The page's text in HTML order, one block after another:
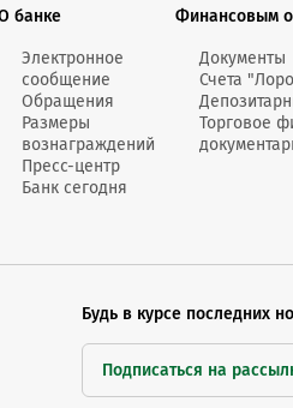
банке
Электронное
сообщение
Обращения
Размеры
вознаграждений
Пресс-центр
Банк сегодня
Финансовым
Документы
Счета
Торговое
Будь в курсе последних
Подписаться на